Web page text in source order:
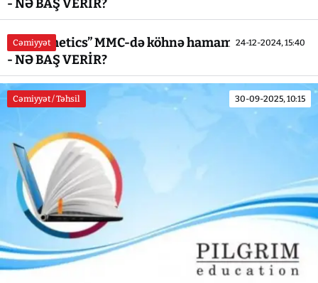
- NƏ BAŞ VERİR?
Cəmiyyət 24-12-2024, 15:40
“Azcosmetics” MMC-də köhnə hamam... köhnə tas...
- NƏ BAŞ VERİR?
Cəmiyyət / Təhsil 30-09-2025, 10:15